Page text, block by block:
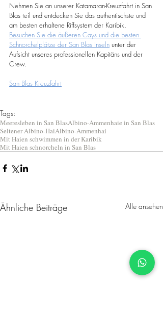
Nehmen Sie an unserer Katamaran-Kreuzfahrt in San
Blas teil und entdecken Sie das authentischste und
am besten erhaltene Riffsystem der Karibik.
Besuchen Sie die äußeren Cays und die besten
Schnorchelplätze der San Blas Inseln unter der
Aufsicht unseres professionellen Kapitäns und der
Crew.
San Blas Kreuzfahrt
Tags:
Meeresleben in San BlasAlbino-Ammenhaie in San Blas
Seltener Albino-HaiAlbino-Ammenhai
Mit Haien schwimmen in der Karibik
Mit Haien schnorcheln in San Blas
Ähnliche Beiträge Alle ansehen